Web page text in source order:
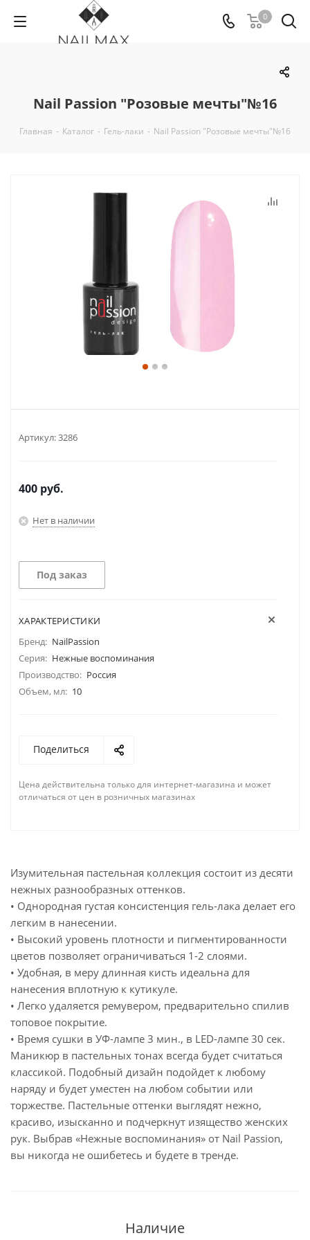
0
Nail Passion "Розовые мечты"№16
Главная - Каталог - Гель-лаки - Nail Passion "Розовые мечты"№16
Артикул:3286
400 руб.
Нет в наличии
Под заказ
ХАРАКТЕРИСТИКИ
Бренд: NailPassion
Серия: Нежные воспоминания
Производство: Россия
Объем, мл: 10
Поделиться
Цена действительна только для интернет-магазина и может
отличаться от цен в розничных магазинах
Изумительная пастельная коллекция состоит из десяти
нежных разнообразных оттенков.
• Однородная густая консистенция гель-лака делает его
легким в нанесении.
• Высокий уровень плотности и пигментированности
цветов позволяет ограничиваться 1-2 слоями.
• Удобная, в меру длинная кисть идеальна для
нанесения вплотную к кутикуле.
• Легко удаляется ремувером, предварительно спилив
топовое покрытие.
• Время сушки в УФ-лампе 3 мин., в LED-лампе 30 сек.
Маникюр в пастельных тонах всегда будет считаться
классикой. Подобный дизайн подойдет к любому
наряду и будет уместен на любом событии или
торжестве. Пастельные оттенки выглядят нежно,
красиво, изысканно и подчеркнут изящество женских
рук. Выбрав «Нежные воспоминания» от Nail Passion,
вы никогда не ошибетесь и будете в тренде.
Наличие